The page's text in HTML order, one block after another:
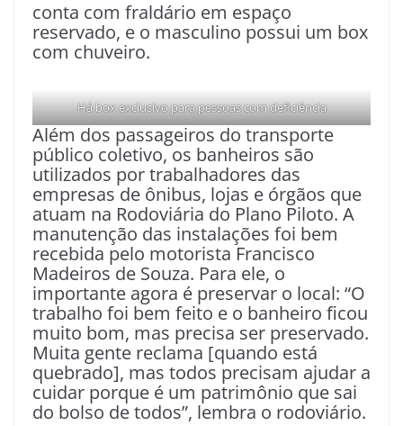
conta com fraldário em espaço
reservado, e o masculino possui um box
com chuveiro.
Há box exclusivo para pessoas com deficiência
Além dos passageiros do transporte
público coletivo, os banheiros são
utilizados por trabalhadores das
empresas de ônibus, lojas e órgãos que
atuam na Rodoviária do Plano Piloto. A
manutenção das instalações foi bem
recebida pelo motorista Francisco
Madeiros de Souza. Para ele, o
importante agora é preservar o local: “O
trabalho foi bem feito e o banheiro ficou
muito bom, mas precisa ser preservado.
Muita gente reclama [quando está
quebrado], mas todos precisam ajudar a
cuidar porque é um patrimônio que sai
do bolso de todos”, lembra o rodoviário.